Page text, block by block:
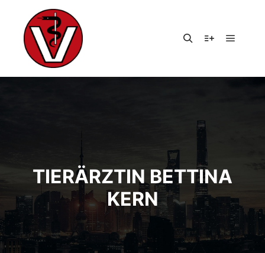
TIERÄRZTIN BETTINA
KERN